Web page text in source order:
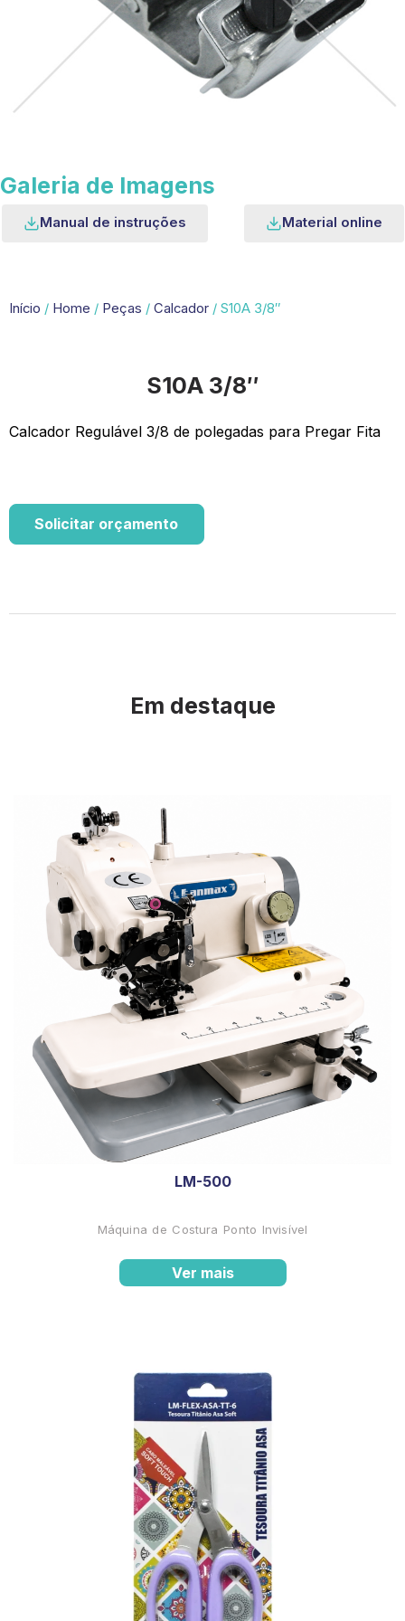
Galeria de Imagens
Manual de instruções Material online
Início / Home / Peças / Calcador / S10A 3/8″
S10A 3/8″
Calcador Regulável 3/8 de polegadas para Pregar Fita
Solicitar orçamento
Em destaque
LM-500
Máquina de Costura Ponto Invisível
Ver mais